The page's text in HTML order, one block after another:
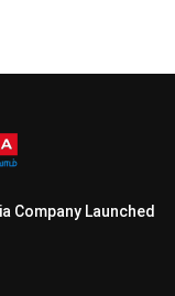
Company Launched